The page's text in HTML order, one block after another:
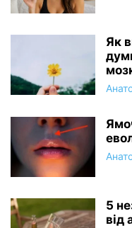
Як
5
від